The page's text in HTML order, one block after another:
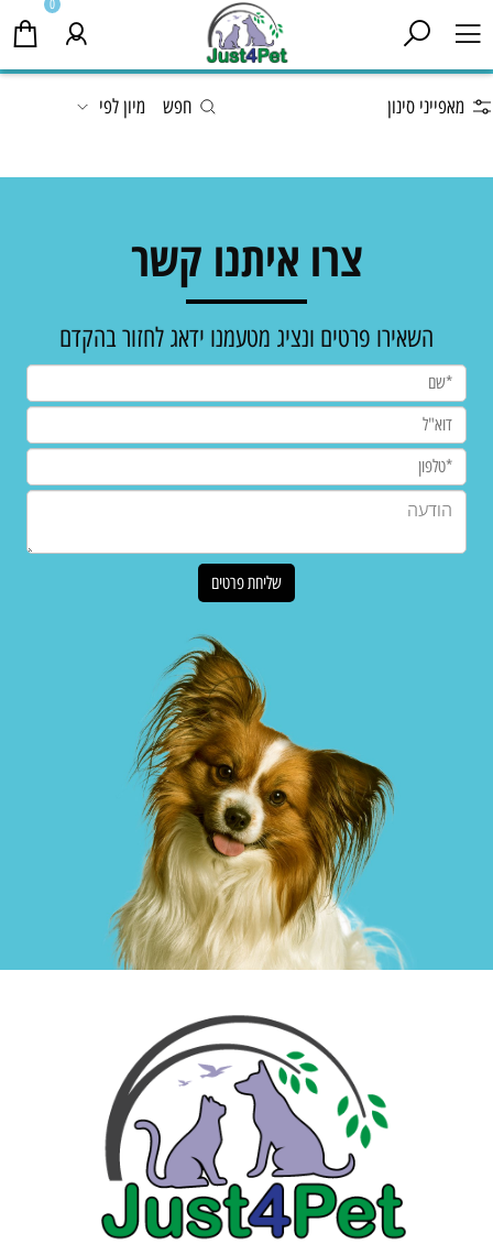
0
מאפייני סינון חפש מיון לפי
צרו איתנו קשר
השאירו פרטים ונציג מטעמנו ידאג לחזור בהקדם